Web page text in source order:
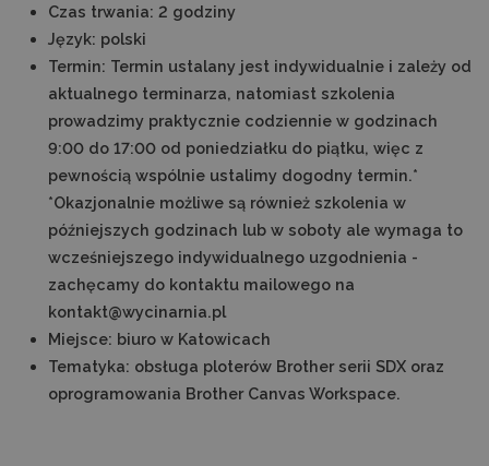
Czas trwania: 2 godziny
Język: polski
Termin: Termin ustalany jest indywidualnie i zależy od
aktualnego terminarza, natomiast szkolenia
prowadzimy praktycznie codziennie w godzinach
9:00 do 17:00 od poniedziałku do piątku, więc z
pewnością wspólnie ustalimy dogodny termin.*
*Okazjonalnie możliwe są również szkolenia w
późniejszych godzinach lub w soboty ale wymaga to
wcześniejszego indywidualnego uzgodnienia -
zachęcamy do kontaktu mailowego na
kontakt@wycinarnia.pl
Miejsce: biuro w Katowicach
Tematyka: obsługa ploterów Brother serii SDX oraz
oprogramowania Brother Canvas Workspace.